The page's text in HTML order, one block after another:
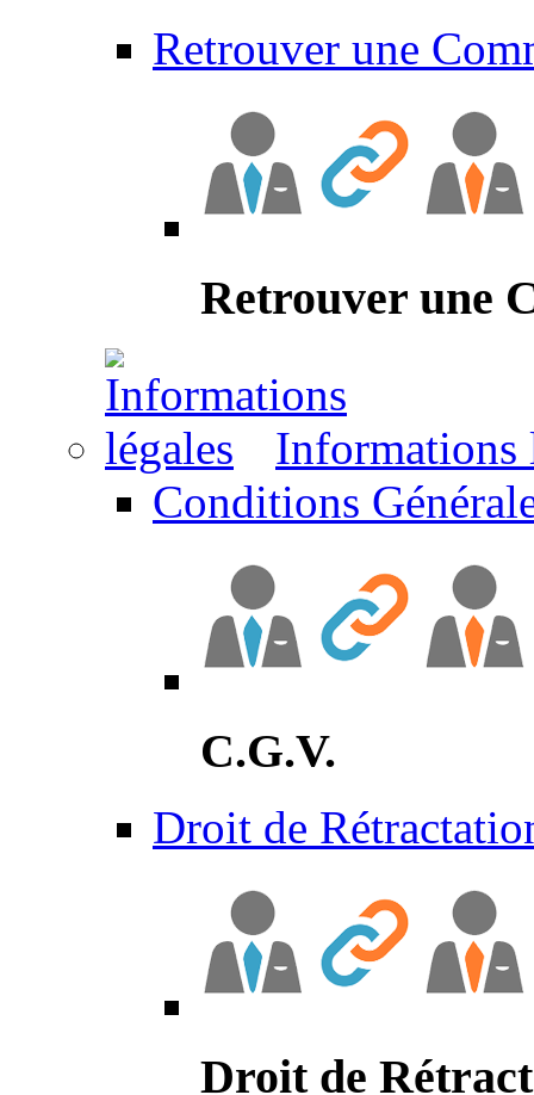
Retrouver une
Retrouver une
Informations
Conditions
C.G.V.
Droit de
Droit de